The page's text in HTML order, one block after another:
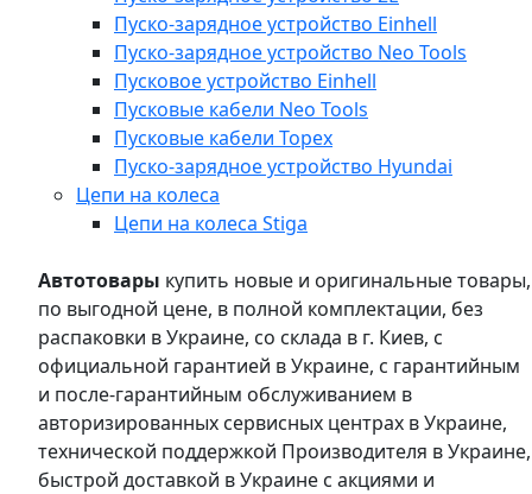
Пуско-зарядное устройство Einhell
Пуско-зарядное устройство Neo Tools
Пусковое устройство Einhell
Пусковые кабели Neo Tools
Пусковые кабели Topex
Пуско-зарядное устройство Hyundai
Цепи на колеса
Цепи на колеса Stiga
Автотовары купить новые и оригинальные товары,
по выгодной цене, в полной комплектации, без
распаковки в Украине, со склада в г. Киев, с
официальной гарантией в Украине, с гарантийным
и после-гарантийным обслуживанием в
авторизированных сервисных центрах в Украине,
технической поддержкой Производителя в Украине,
быстрой доставкой в Украине с акциями и